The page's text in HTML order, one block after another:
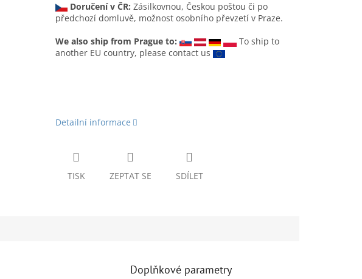
Doručení v ČR: Zásilkovnou, Českou poštou či po
předchozí domluvě, možnost osobního převzetí v Praze.
We also ship from Prague to:
To ship to
another EU country, please contact us
Detailní informace
TISK ZEPTAT SE SDÍLET
Doplňkové parametry